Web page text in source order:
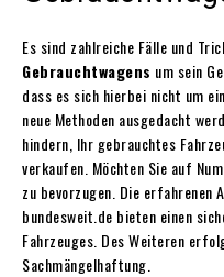
Es sind zahlreiche Fälle und
Gebrauchtwagens um sein
dass es sich hierbei nicht um
neue Methoden ausgedacht
hindern, Ihr gebrauchtes
verkaufen. Möchten Sie auf
zu bevorzugen. Die erfahrenen
bundesweit.de bieten einen
Fahrzeuges. Des Weiteren
Sachmängelhaftung.